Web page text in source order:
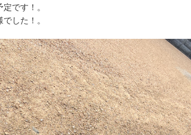
です！。
した！。